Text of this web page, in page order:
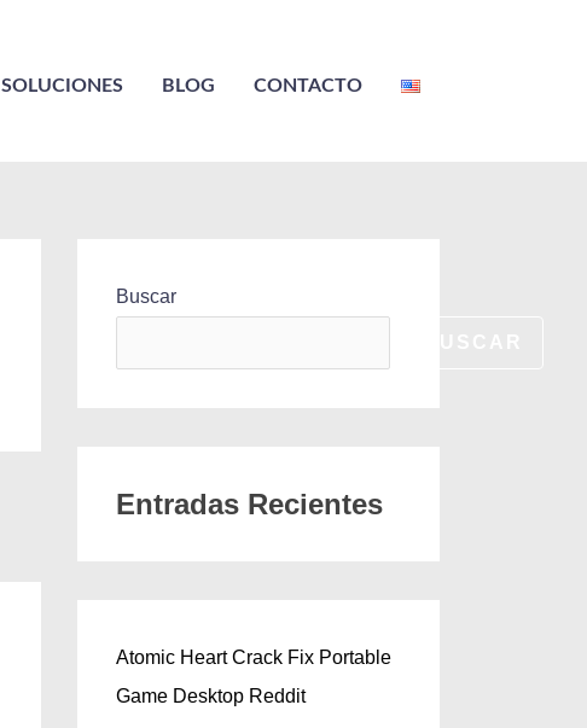
SOLUCIONES BLOG CONTACTO
Buscar
Entradas Recientes
Atomic Heart Crack Fix Portable
Game Desktop Reddit